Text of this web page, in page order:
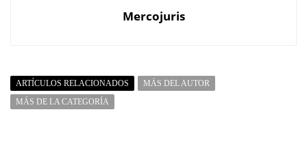
Mercojuris
ARTÍCULOS RELACIONADOS
MÁS DEL AUTOR
MÁS DE LA CATEGORÍA